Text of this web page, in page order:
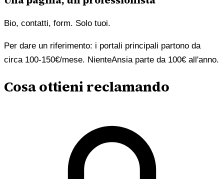
Bio, contatti, form. Solo tuoi.
Per dare un riferimento: i portali principali partono da
circa 100-150€/mese. NienteAnsia parte da 100€ all'anno.
Cosa ottieni reclamando